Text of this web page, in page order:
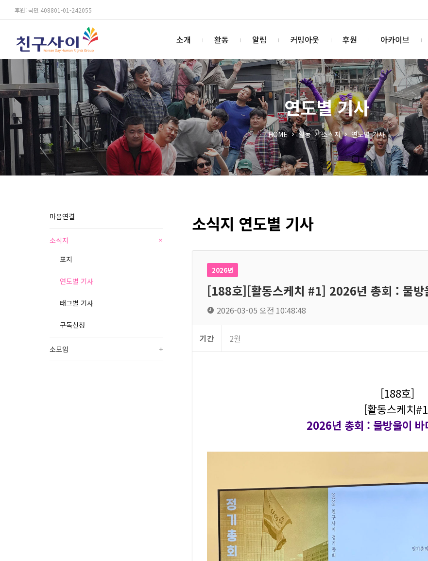
후원: 국민 408801-01-242055
소개 활동 알림 커밍아웃 후원 아카이브
연도별 기사
HOME 활동 소식지 연도별 기사
마음연결
소식지 +
표지
연도별 기사
태그별 기사
구독신청
소모임 +
소식지 연도별 기사
2026년
[188호][활동스케치 #1] 2026년 총회 : 물방
2026-03-05 오전 10:48:48
기간 2월
[188호]
[활동스케치
2026년 총회 : 물방울이 바